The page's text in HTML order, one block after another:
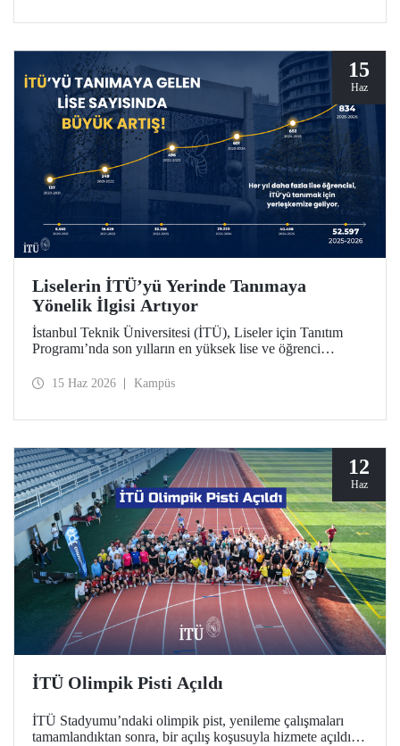
15
Haz
Liselerin İTÜ’yü Yerinde Tanımaya
Yönelik İlgisi Artıyor
İstanbul Teknik Üniversitesi (İTÜ), Liseler için Tanıtım
Programı’nda son yılların en yüksek lise ve öğrenci
liseden 52.597 öğrenci İTÜ’yü yakından tanıdı.
15 Haz 2026 Kampüs
12
Haz
İTÜ Olimpik Pisti Açıldı
İTÜ Stadyumu’ndaki olimpik pist, yenileme çalışmaları
tamamlandıktan sonra, bir açılış koşusuyla hizmete açıldı.